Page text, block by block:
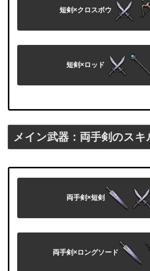
短剣×クロスボウ
短剣×ロッド
メイン武器：両手剣のスキ
両手剣×短剣
両手剣×ロングソード